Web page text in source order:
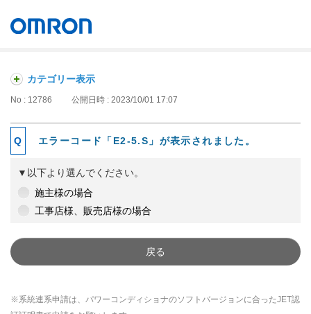
カテゴリー表示
No : 12786 公開日時 : 2023/10/01 17:07
エラーコード「E2-5.S」が表示されました。
▼以下より選んでください。
施主様の場合
工事店様、販売店様の場合
戻る
※系統連系申請は、パワーコンディショナのソフトバージョンに合ったJET認